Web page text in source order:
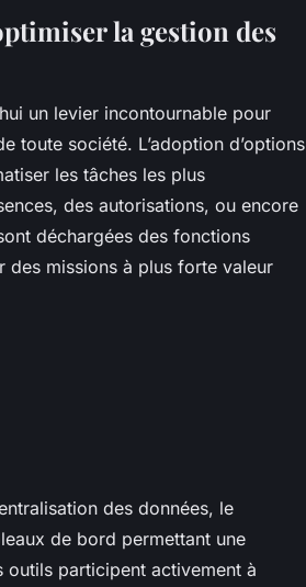
la gestion des
un levier incontournable pour
toute société. L’adoption d’options
les tâches les plus
des autorisations, ou encore
déchargées des fonctions
des missions à plus forte valeur
des données, le
de bord permettant une
outils participent activement à